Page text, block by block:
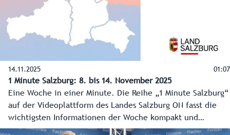
14.11.2025 01:07
1 Minute Salzburg: 8. bis 14. November 2025
Eine Woche in einer Minute. Die Reihe „1 Minute Salzburg“
auf der Videoplattform des Landes Salzburg ON fasst die
wichtigsten Informationen der Woche kompakt und
übersichtlich zusammen. Dieses Mal: Auszeichnungen für